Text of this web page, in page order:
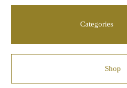
Categories
Shop